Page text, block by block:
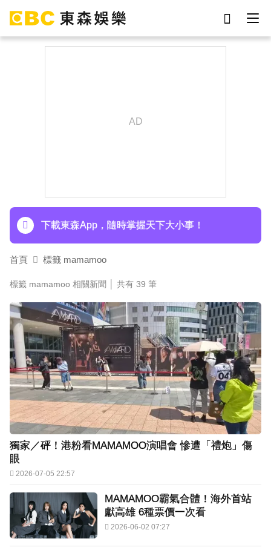
下載東森App，隨時掌握天下大小事！
首頁 標籤 mamamoo
標籤 mamamoo 相關新聞 │ 共有 39 筆
獨家／砰！港粉看MAMAMOO演唱會 慘遭「禮炮」傷
眼
2026-07-05 22:57
MAMAMOO霸氣合體！海外首站
獻高雄 6種票價一次看
2026-06-02 07:27